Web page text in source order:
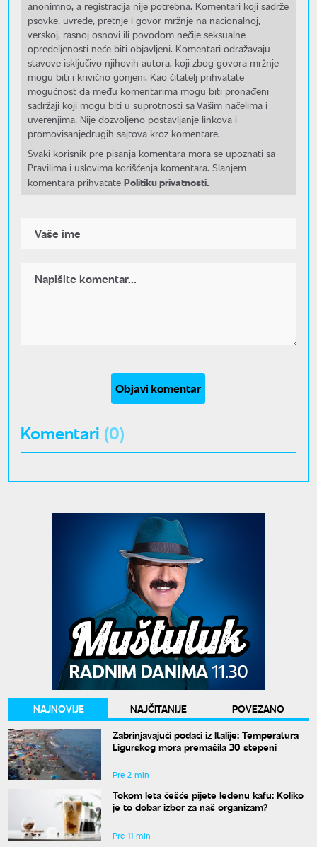
anonimno, a registracija nije potrebna. Komentari koji sadrže
psovke, uvrede, pretnje i govor mržnje na nacionalnoj,
verskoj, rasnoj osnovi ili povodom nečije seksualne
opredeljenosti neće biti objavljeni. Komentari odražavaju
stavove isključivo njihovih autora, koji zbog govora mržnje
mogu biti i krivično gonjeni. Kao čitatelj prihvatate
mogućnost da među komentarima mogu biti pronađeni
sadržaji koji mogu biti u suprotnosti sa Vašim načelima i
uverenjima. Nije dozvoljeno postavljanje linkova i
promovisanjedrugih sajtova kroz komentare.
Svaki korisnik pre pisanja komentara mora se upoznati sa
Pravilima i uslovima korišćenja komentara. Slanjem
komentara prihvatate Politiku privatnosti.
Objavi komentar
Komentari (0)
NAJNOVIJE NAJČITANIJE
POVEZANO
Zabrinjavajući podaci iz Italije: Temperatura
Ligurskog mora premašila 30 stepeni
Pre 2 min
Tokom leta češće pijete ledenu kafu: Koliko
je to dobar izbor za naš organizam?
Pre 11 min